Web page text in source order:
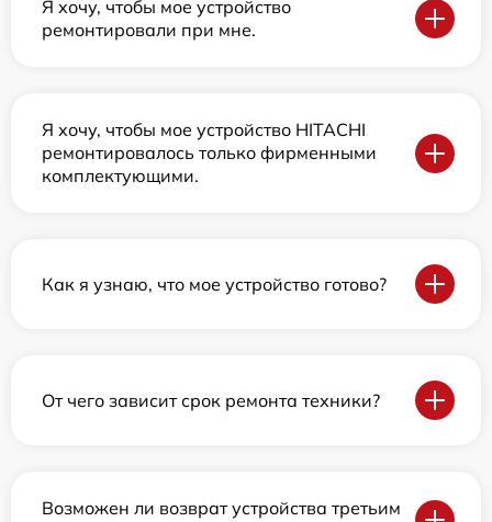
Я хочу, чтобы мое устройство
ремонтировали при мне.
Я хочу, чтобы мое устройство HITACHI
ремонтировалось только фирменными
комплектующими.
Как я узнаю, что мое устройство готово?
От чего зависит срок ремонта техники?
Возможен ли возврат устройства третьим